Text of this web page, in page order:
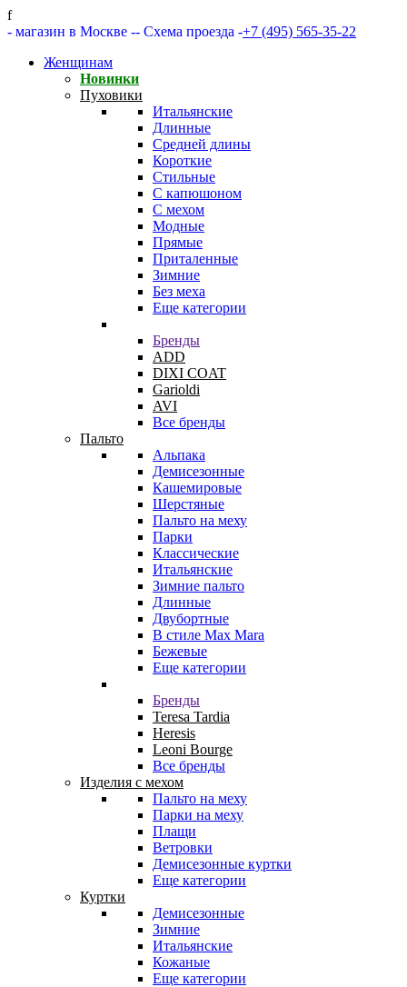
f
- магазин в Москве -- Схема проезда -+7 (495) 565-35-22
Женщинам
Новинки
Пуховики
Итальянские
Длинные
Средней длины
Короткие
Стильные
С капюшоном
С мехом
Модные
Прямые
Приталенные
Зимние
Без меха
Еще категории
Бренды
ADD
DIXI COAT
Garioldi
AVI
Все бренды
Пальто
Альпака
Демисезонные
Кашемировые
Шерстяные
Пальто на меху
Парки
Классические
Итальянские
Зимние пальто
Длинные
Двубортные
В стиле Max Mara
Бежевые
Еще категории
Бренды
Teresa Tardia
Heresis
Leoni Bourge
Все бренды
Изделия с мехом
Пальто на меху
Парки на меху
Плащи
Ветровки
Демисезонные куртки
Еще категории
Куртки
Демисезонные
Зимние
Итальянские
Кожаные
Еще категории